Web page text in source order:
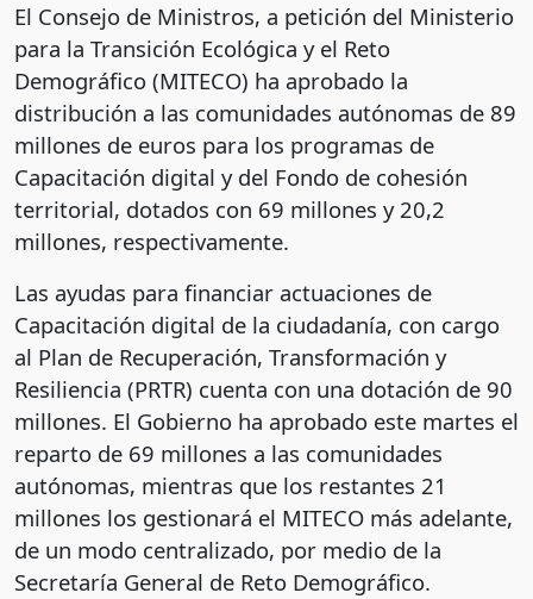
El Consejo de Ministros, a petición del Ministerio
para la Transición Ecológica y el Reto
Demográfico (MITECO) ha aprobado la
distribución a las comunidades autónomas de 89
millones de euros para los programas de
Capacitación digital y del Fondo de cohesión
territorial, dotados con 69 millones y 20,2
millones, respectivamente.
Las ayudas para financiar actuaciones de
Capacitación digital de la ciudadanía, con cargo
al Plan de Recuperación, Transformación y
Resiliencia (PRTR) cuenta con una dotación de 90
millones. El Gobierno ha aprobado este martes el
reparto de 69 millones a las comunidades
autónomas, mientras que los restantes 21
millones los gestionará el MITECO más adelante,
de un modo centralizado, por medio de la
Secretaría General de Reto Demográfico.